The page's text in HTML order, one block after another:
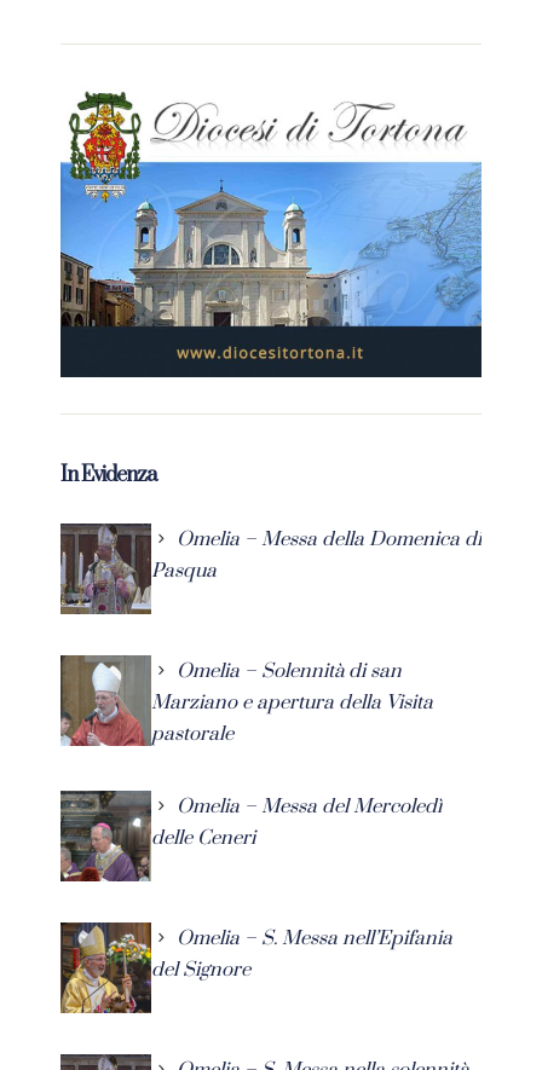
In Evidenza
Omelia – Messa della Domenica di
Pasqua
Omelia – Solennità di san
Marziano e apertura della Visita
pastorale
Omelia – Messa del Mercoledì
delle Ceneri
Omelia – S. Messa nell’Epifania
del Signore